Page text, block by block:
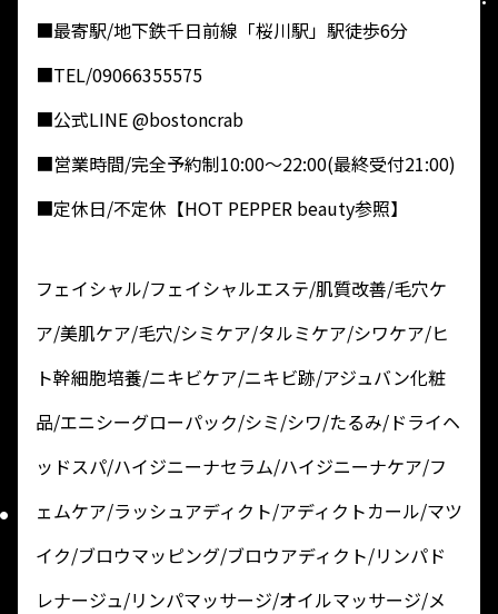
■最寄駅/地下鉄千日前線「桜川駅」駅徒歩6分
■TEL/09066355575
■公式LINE @bostoncrab
■営業時間/完全予約制10:00～22:00(最終受付21:00)
■定休日/不定休【HOT PEPPER beauty参照】
フェイシャル/フェイシャルエステ/肌質改善/毛穴ケ
ア/美肌ケア/毛穴/シミケア/タルミケア/シワケア/ヒ
ト幹細胞培養/ニキビケア/ニキビ跡/アジュバン化粧
品/エニシーグローパック/シミ/シワ/たるみ/ドライヘ
ッドスパ/ハイジニーナセラム/ハイジニーナケア/フ
ェムケア/ラッシュアディクト/アディクトカール/マツ
イク/ブロウマッピング/ブロウアディクト/リンパド
レナージュ/リンパマッサージ/オイルマッサージ/メ